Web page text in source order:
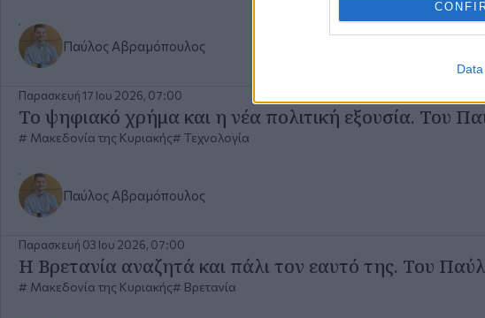
Παύλος Αβραμόπουλος
Παρασκευή 17 Ιου 2026, 07:00
Το ψηφιακό χρήμα και η νέα πολιτική εξουσία. Του
Μακεδονία της Κυριακής Τεχνολογία
Παύλος Αβραμόπουλος
Παρασκευή 03 Ιου 2026, 07:00
Η Βρετανία αναζητά και πάλι τον εαυτό της. Του
Μακεδονία της Κυριακής Βρετανία